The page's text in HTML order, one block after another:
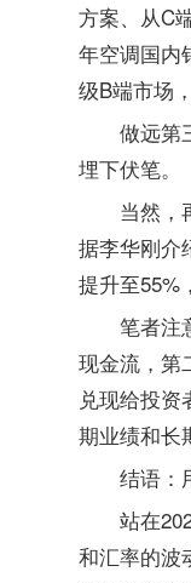
方案、从C
年空调国内
级B端市场
做远第
埋下伏笔。
当然，
据李华刚介
提升至55%
笔者注
现金流，第
兑现给投资
期业绩和长
结语：
站在
和汇率的波